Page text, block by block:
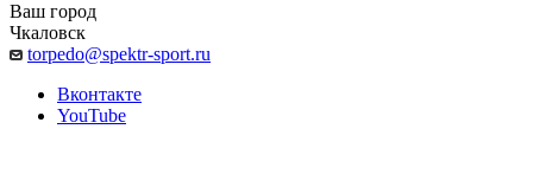
Ваш город
Чкаловск
torpedo@spektr-sport.ru
Вконтакте
YouTube